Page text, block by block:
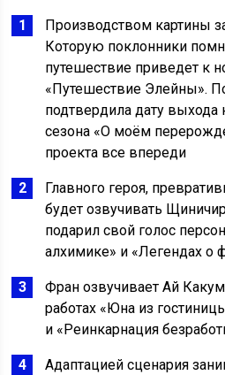
Производством картины
Которую поклонники
путешествие приведет к
«Путешествие Элейны».
подтвердила дату
сезона «О моём
проекта все впереди
Главного героя,
будет озвучивать
подарил свой голос
алхимике» и «Легендах о
Фран озвучивает Ай
работах «Юна из
и «Реинкарнация
Адаптацией сценария